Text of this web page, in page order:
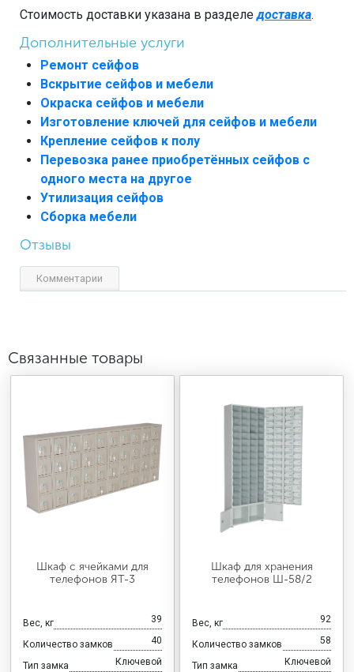
Стоимость доставки указана в разделедоставка.
Дополнительные услуги
Ремонт сейфов
Вскрытие сейфов и мебели
Окраска сейфов и мебели
Изготовление ключей для сейфов и мебели
Крепление сейфов к полу
Перевозка ранее приобретённых сейфов с
одного места на другое
Утилизация сейфов
Сборка мебели
Отзывы
Комментарии
Связанные товары
Шкаф с ячейками для
телефонов ЯТ-3
Вес, кг 39
Количество замков 40
Тип замка Ключевой
Шкаф для хранения
телефонов Ш-58/2
Вес, кг 92
Количество замков 58
Тип замка Ключевой